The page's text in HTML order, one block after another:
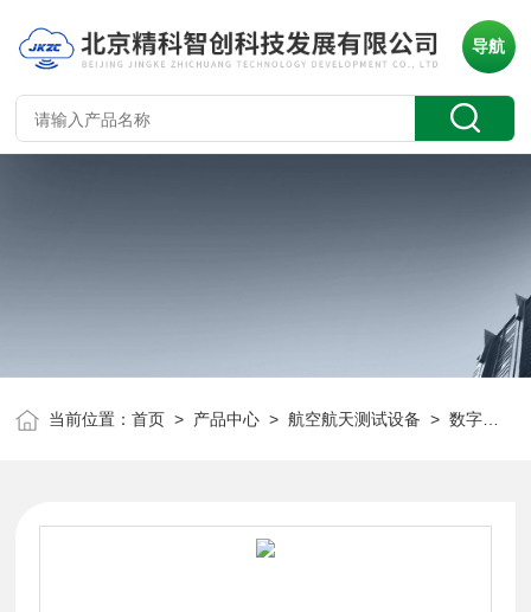
导航
当前位置：首页 > 产品中心 >航空航天测试设备 >数字源表